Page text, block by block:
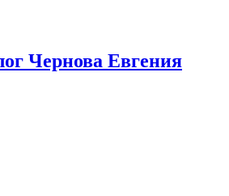
Чернова Евгения